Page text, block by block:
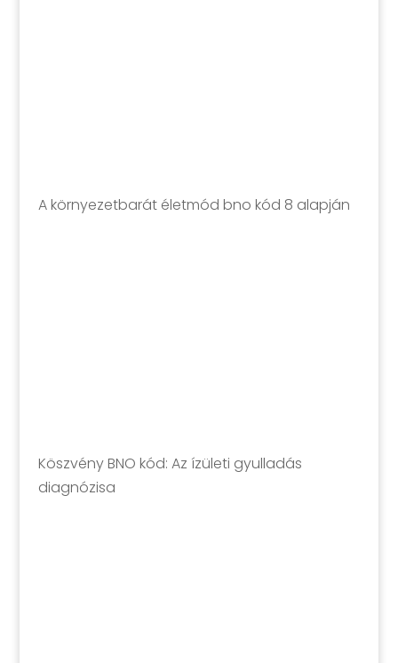
A környezetbarát életmód bno kód 8 alapján
Köszvény BNO kód: Az ízületi gyulladás
diagnózisa